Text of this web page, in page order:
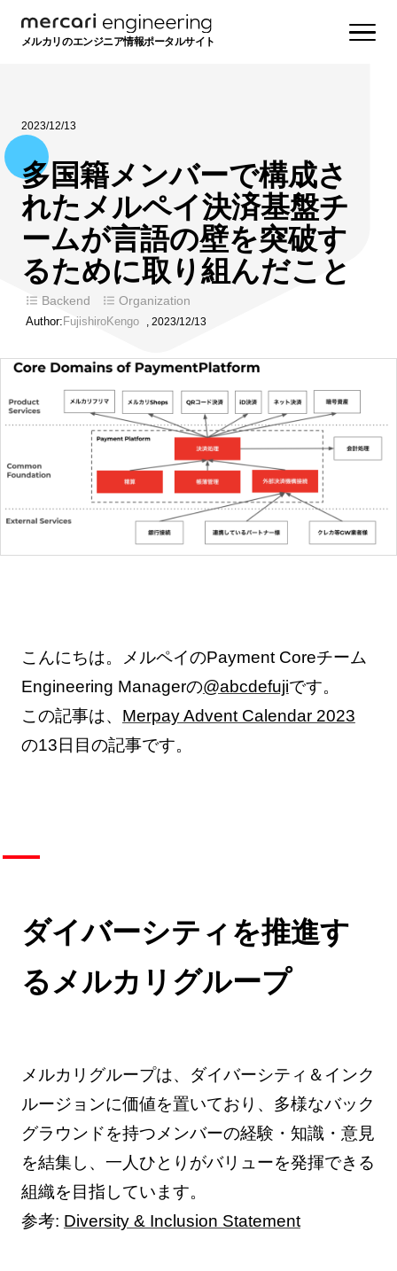
メルカリのエンジニア情報ポータルサイト
2023/12/13
多国籍メンバーで構成さ
れたメルペイ決済基盤チ
ームが言語の壁を突破す
るために取り組んだこと
Backend Organization
Author: FujishiroKengo , 2023/12/13
こんにちは。メルペイのPayment Coreチーム
Engineering Managerの@abcdefujiです。
この記事は、 Merpay Advent Calendar 2023
の13日目の記事です。
ダイバーシティを推進す
るメルカリグループ
メルカリグループは、ダイバーシティ＆インク
ルージョンに価値を置いており、多様なバック
グラウンドを持つメンバーの経験・知識・意見
を結集し、一人ひとりがバリューを発揮できる
組織を目指しています。
参考: Diversity & Inclusion Statement